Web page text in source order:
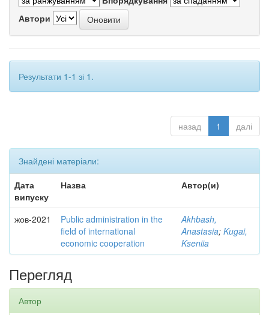
Автори
Результати 1-1 зі 1.
назад 1 далі
Знайдені матеріали:
Дата
випуску
Назва Автор(и)
жов-2021
Public administration in the
field of international
economic cooperation
Akhbash,
Anastasia; Kugai,
Kseniia
Перегляд
Автор